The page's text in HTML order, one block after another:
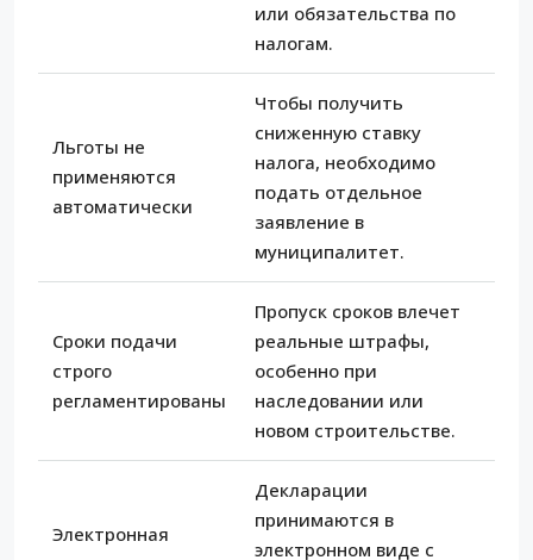
или обязательства по
налогам.
Льготы не
применяются
автоматически
Чтобы получить
сниженную ставку
налога, необходимо
подать отдельное
заявление в
муниципалитет.
Сроки подачи
строго
регламентированы
Пропуск сроков влечет
реальные штрафы,
особенно при
наследовании или
новом строительстве.
Электронная
Декларации
принимаются в
электронном виде с